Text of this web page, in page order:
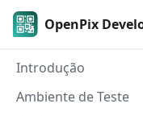
OpenPix
Introdução
Ambiente de Teste